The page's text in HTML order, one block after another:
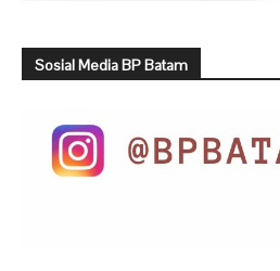
Sosial Media BP Batam